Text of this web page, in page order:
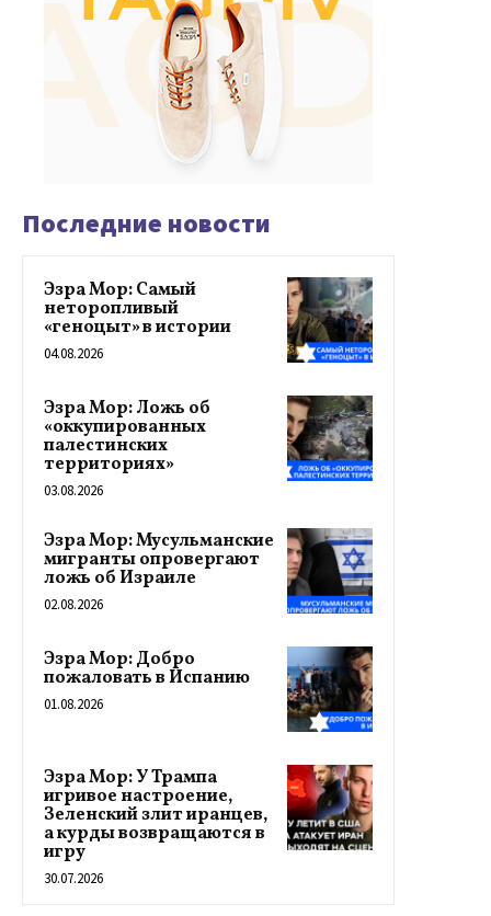
Последние новости
Эзра Мор: Самый
неторопливый
«геноцыт» в истории
04.08.2026
Эзра Мор: Ложь об
«оккупированных
палестинских
территориях»
03.08.2026
Эзра Мор: Мусульманские
мигранты опровергают
ложь об Израиле
02.08.2026
Эзра Мор: Добро
пожаловать в Испанию
01.08.2026
Эзра Мор: У Трампа
игривое настроение,
Зеленский злит иранцев,
а курды возвращаются в
игру
30.07.2026